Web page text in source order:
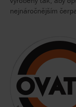
nejnáročnějším